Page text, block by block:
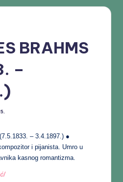
BRAHMS
–
– 3.4.1897.) ●
i pijanista. Umro u
kasnog romantizma.